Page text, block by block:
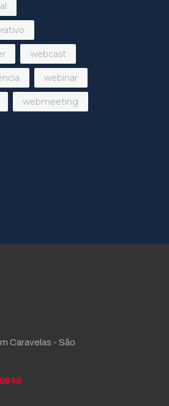
webcast
webinar
webmeeting
Caravelas - São